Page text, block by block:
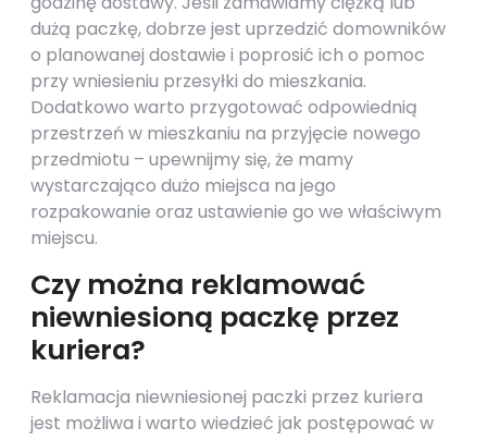
dużą paczkę, dobrze jest uprzedzić domowników
o planowanej dostawie i poprosić ich o pomoc
przy wniesieniu przesyłki do mieszkania.
Dodatkowo warto przygotować odpowiednią
przestrzeń w mieszkaniu na przyjęcie nowego
przedmiotu – upewnijmy się, że mamy
wystarczająco dużo miejsca na jego
rozpakowanie oraz ustawienie go we właściwym
miejscu.
Czy można reklamować
niewniesioną paczkę przez
kuriera?
Reklamacja niewniesionej paczki przez kuriera
jest możliwa i warto wiedzieć jak postępować w